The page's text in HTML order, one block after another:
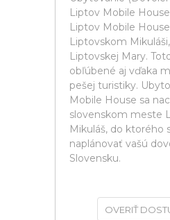
Liptov Mobile
Liptov Mobile
Liptovskom
Liptovskej Mary.
obľúbené aj vďaka
pešej turistiky.
Mobile House sa
slovenskom meste
Mikuláš, do ktorého
naplánovať vašú
Slovensku.
OVERIŤ